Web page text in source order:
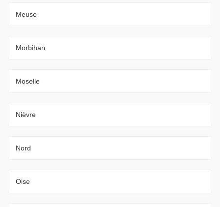
Meuse
Morbihan
Moselle
Nièvre
Nord
Oise